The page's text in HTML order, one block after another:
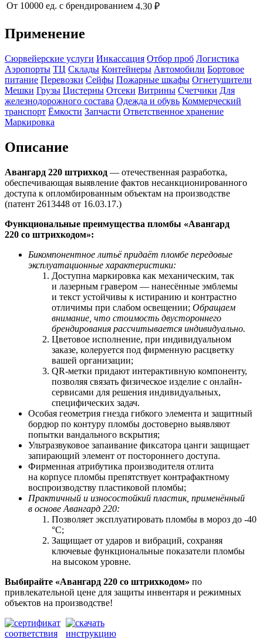
От 10000 ед. с брендированием 4.30 ₽
Применение
Сюрвейерские услуги Инкассация Отбор проб Логистика
Аэропорты ТЦ Склады Контейнеры Автомобили Бортовое
питание Перевозки Сейфы Пожарные шкафы Огнетушители
Мешки Грузы Цистерны Отсеки Витрины Счетчики Для
железнодорожного состава Одежда и обувь Коммерческий
транспорт Ёмкости Запчасти Ответственное хранение
Маркировка
Описание
Авангард 220 штрихкод — отечественная разработка,
обеспечивающая выявление фактов несанкционированного
доступа к опломбированным объектам на производстве
(патент 2613448 от 16.03.17.)
Функциональные преимущества пломбы «Авангард
220 со штрихкодом»:
Бикомпонентное литьё придаёт пломбе передовые
эксплуатационные характеристики:
Доступна маркировка как механическим, так
и лазерным гравером — нанесённые эмблемы
и текст устойчивы к истиранию и контрастно
отличимы при слабом освещении; Обращаем
внимание, что стоимость двустороннего
брендирования рассчитывается индивидуально.
Цветовое исполнение, при индивидуальном
заказе, колеруется под фирменную расцветку
вашей организации;
QR-метки придают интерактивную компоненту,
позволяя связать физическое изделие с онлайн-
сервисами для решения индивидуальных,
специфических задач.
Особая геометрия гнезда гибкого элемента и защитный
бордюр по контуру пломбы достоверно выявляют
попытки вандального вскрытия;
Ультразвуковое запаивание фиксатора цанги защищает
запирающий элемент от постороннего доступа.
Фирменная атрибутика производителя отлита
на корпусе пломбы препятствует контрафактному
воспроизводству пластиковой пломбы;
Практичный и износостойкий пластик, применённый
в основе Авангард 220:
Позволяет эксплуатировать пломбы в мороз до -40
°С;
Защищает от ударов и вибраций, сохраняя
ключевые функциональные показатели пломбы
на высоком уровне.
Выбирайте «Авангард 220 со штрихкодом» по
привлекательной цене для защиты инвентаря и режимных
объектов на производстве!